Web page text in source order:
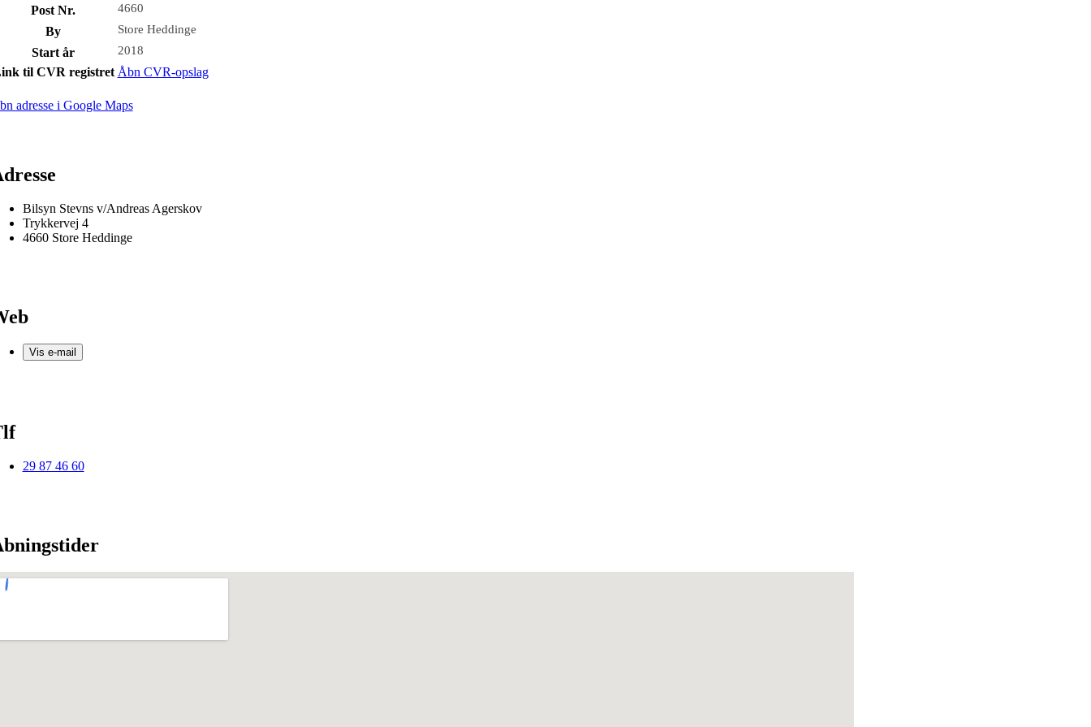
Post Nr. 4660
By Store Heddinge
Start år 2018
til CVR registret Åbn CVR-opslag
adresse i Google Maps
Bilsyn Stevns v/Andreas Agerskov
Trykkervej 4
4660 Store Heddinge
Vis e-mail
29 87 46 60